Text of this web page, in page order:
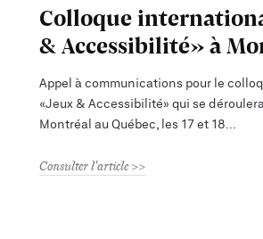
Colloque
& Accessibilité» à
Appel à communications pour le
«Jeux & Accessibilité» qui se déroulera
Montréal au Québec, les 17 et 18
Consulter l'article